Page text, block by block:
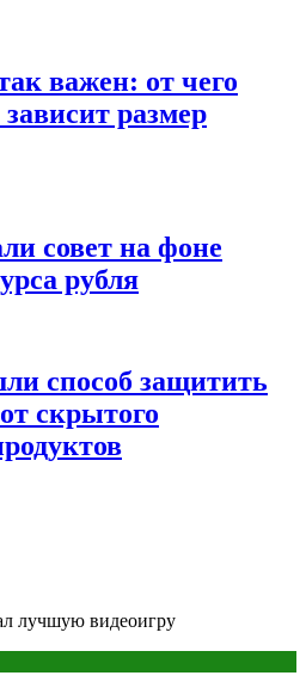
важен: от чего
размер
совет на фоне
рубля
способ защитить
скрытого
лучшую видеоигру